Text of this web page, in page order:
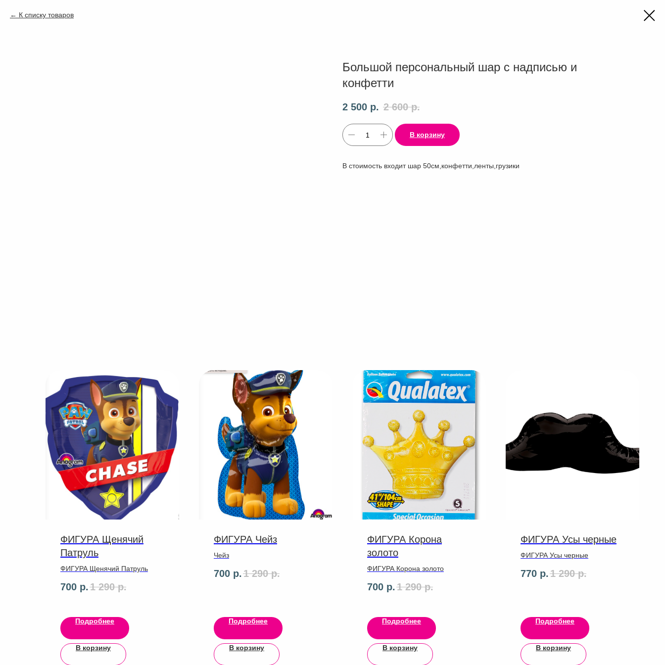
К списку товаров
Большой персональный шар с надписью и
конфетти
2 500 р. 2 600 р.
В корзину
В стоимость входит шар 50см,конфетти,ленты,грузики
ФИГУРА Щенячий
Патруль
ФИГУРА Щенячий Патруль
700 р.1 290 р.
Подробнее
В корзину
ФИГУРА Чейз
Чейз
700 р.1 290 р.
Подробнее
В корзину
ФИГУРА Корона
золото
ФИГУРА Корона золото
700 р.1 290 р.
Подробнее
В корзину
ФИГУРА Усы черные
ФИГУРА Усы черные
770 р.1 290 р.
Подробнее
В корзину